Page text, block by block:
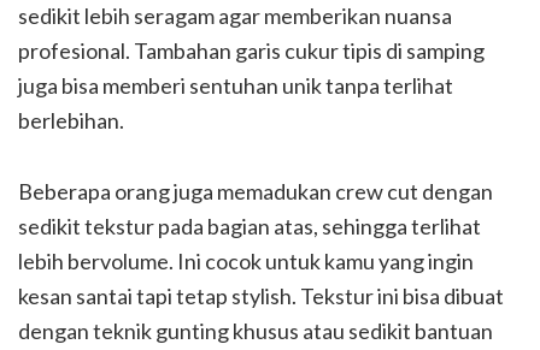
sedikit lebih seragam agar memberikan nuansa
profesional. Tambahan garis cukur tipis di samping
juga bisa memberi sentuhan unik tanpa terlihat
berlebihan.
Beberapa orang juga memadukan crew cut dengan
sedikit tekstur pada bagian atas, sehingga terlihat
lebih bervolume. Ini cocok untuk kamu yang ingin
kesan santai tapi tetap stylish. Tekstur ini bisa dibuat
dengan teknik gunting khusus atau sedikit bantuan